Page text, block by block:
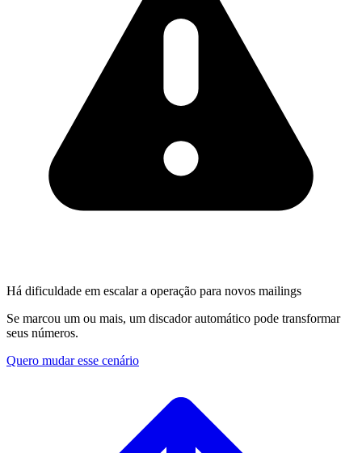
Há dificuldade em escalar a operação para novos mailings
Se marcou um ou mais, um discador automático pode transformar
seus números.
Quero mudar esse cenário